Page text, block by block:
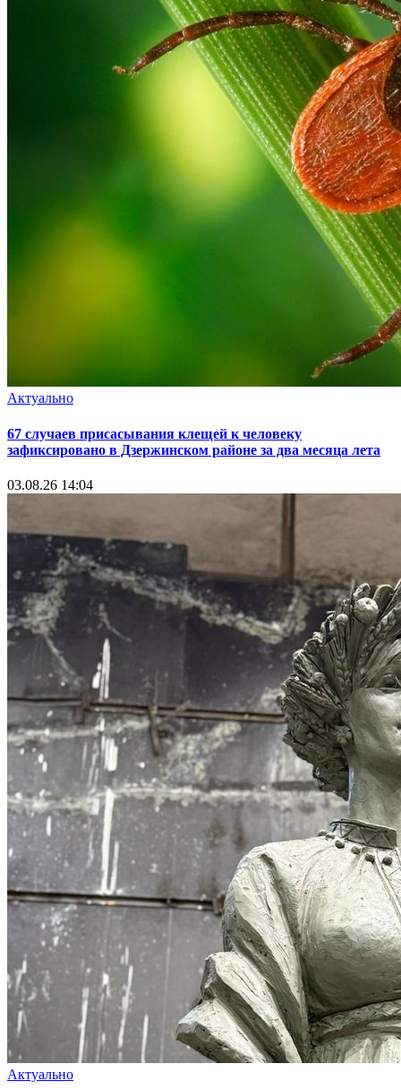
Актуально
67 случаев присасывания клещей к человеку
зафиксировано в Дзержинском районе за два месяца лета
03.08.26 14:04
Актуально